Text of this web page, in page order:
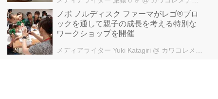
ノボ ノルディスク ファーマがレゴ®ブロ
ックを通して親子の成長を考える特別な
ワークショップを開催
メディアライター Yuki Katagiri @ カワコレメディア編集部